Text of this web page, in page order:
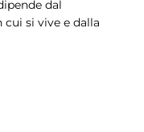
dal
cui si vive e dalla